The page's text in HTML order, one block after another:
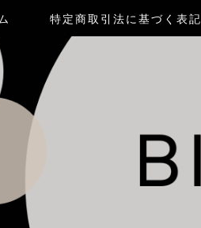
特定商取引法に基づく表記